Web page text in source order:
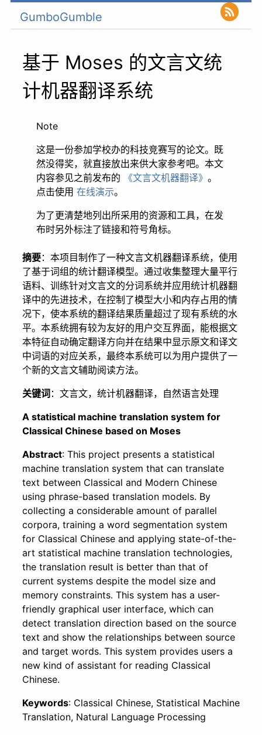
GumboGumble
基于 Moses 的文言文统
计机器翻译系统
Note
这是一份参加学校办的科技竞赛写的论文。既
然没得奖，就直接放出来供大家参考吧。本文
内容参见之前发布的
《文言文机器翻译》 。
点击使用 在线演示。
为了更清楚地列出所采用的资源和工具，在发
布时另外标注了链接和符号角标。
摘要：本项目制作了一种文言文机器翻译系统，使用
了基于词组的统计翻译模型。通过收集整理大量平行
语料、训练针对文言文的分词系统并应用统计机器翻
译中的先进技术，在控制了模型大小和内存占用的情
况下，使本系统的翻译结果质量超过了现有系统的水
平。本系统拥有较为友好的用户交互界面，能根据文
本特征自动确定翻译方向并在结果中显示原文和译文
中词语的对应关系，最终本系统可以为用户提供了一
个新的文言文辅助阅读方法。
关键词 ：文言文，统计机器翻译，自然语言处理
A statistical machine translation system for
Classical Chinese based on Moses
Abstract: This project presents a statistical
machine translation system that can translate
text between Classical and Modern Chinese
using phrase-based translation models. By
collecting a considerable amount of parallel
corpora, training a word segmentation system
for Classical Chinese and applying state-of-the-
art statistical machine translation technologies,
the translation result is better than that of
current systems despite the model size and
memory constraints. This system has a user-
friendly graphical user interface, which can
detect translation direction based on the source
text and show the relationships between source
and target words. This system provides users a
new kind of assistant for reading Classical
Chinese.
Keywords: Classical Chinese, Statistical Machine
Translation, Natural Language Processing